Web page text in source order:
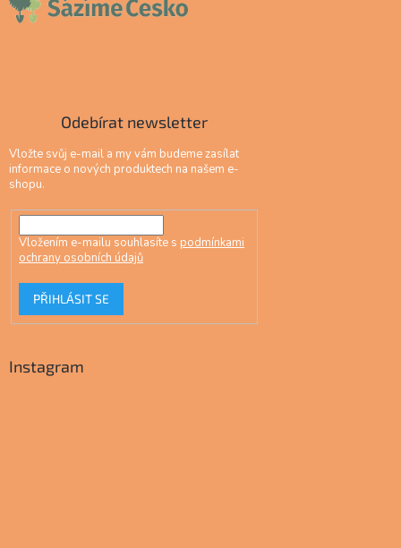
Odebírat newsletter
Vložte svůj e-mail a my vám budeme zasílat
informace o nových produktech na našem e-
shopu.
Vložením e-mailu souhlasíte s podmínkami
ochrany osobních údajů
PŘIHLÁSIT SE
Instagram